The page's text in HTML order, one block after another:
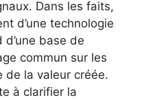
Dans les faits,
d’une technologie
base de
commun sur les
de la valeur créée.
à clarifier la